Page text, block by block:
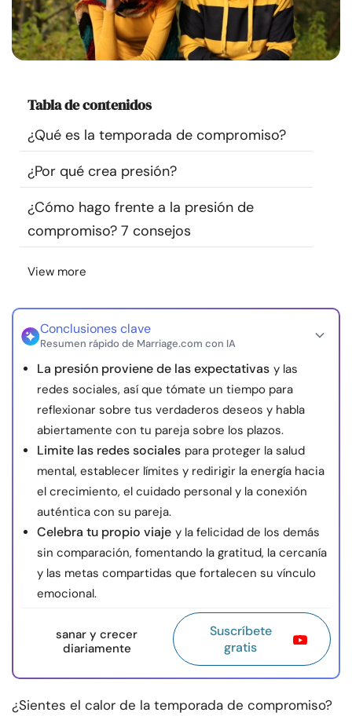
Recursos
Comunidad
Encuentra un terapeuta
Idioma
Sobre nosotros Contáctanos Escríbenos
Publicidad con
nosotros
Tabla de contenidos
¿Qué es la temporada de compromiso?
¿Por qué crea presión?
¿Cómo hago frente a la presión de
compromiso? 7 consejos
View more
Conclusiones clave
Resumen rápido de Marriage.com con IA
La presión proviene de las expectativas y las
redes sociales, así que tómate un tiempo para
reflexionar sobre tus verdaderos deseos y habla
abiertamente con tu pareja sobre los plazos.
Limite las redes sociales para proteger la salud
mental, establecer límites y redirigir la energía hacia
el crecimiento, el cuidado personal y la conexión
auténtica con su pareja.
Celebra tu propio viaje y la felicidad de los demás
sin comparación, fomentando la gratitud, la cercanía
y las metas compartidas que fortalecen su vínculo
emocional.
sanar y crecer
diariamente
Suscríbete
gratis
¿Sientes el calor de la temporada de compromiso?